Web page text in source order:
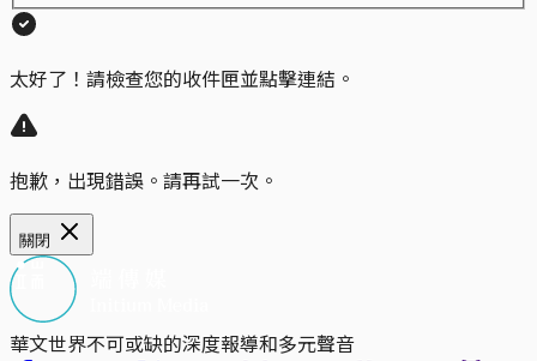
太好了！請檢查您的收件匣並點擊連結。
抱歉，出現錯誤。請再試一次。
關閉
華文世界不可或缺的深度報導和多元聲音